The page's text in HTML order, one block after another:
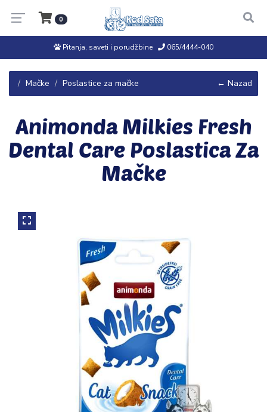
0
Pitanja, saveti i porudžbine 065/4444-040
Mačke Poslastice za mačke ← Nazad
Animonda Milkies Fresh
Dental Care Poslastica Za
Mačke